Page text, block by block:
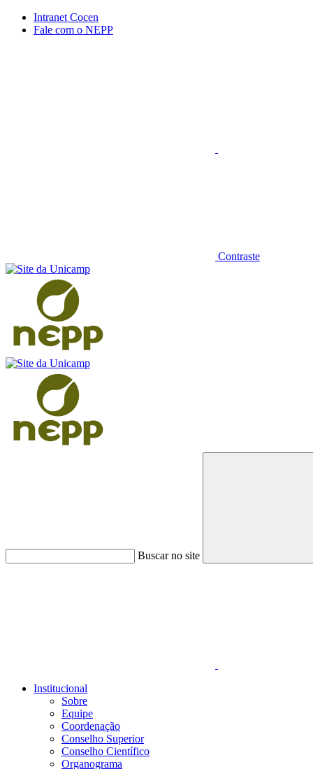
Conteúdo principal Menu principal
Intranet Cocen
Fale com o NEPP
Contraste
Buscar no site
Institucional
Sobre
Equipe
Coordenação
Conselho Superior
Conselho Científico
Organograma